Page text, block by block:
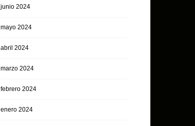
junio 2024
mayo 2024
abril 2024
marzo 2024
febrero 2024
enero 2024